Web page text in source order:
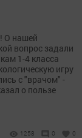
О нашей
вопрос задали
1-4 класса
игру
с "врачом" -
о пользе
1258 0 0